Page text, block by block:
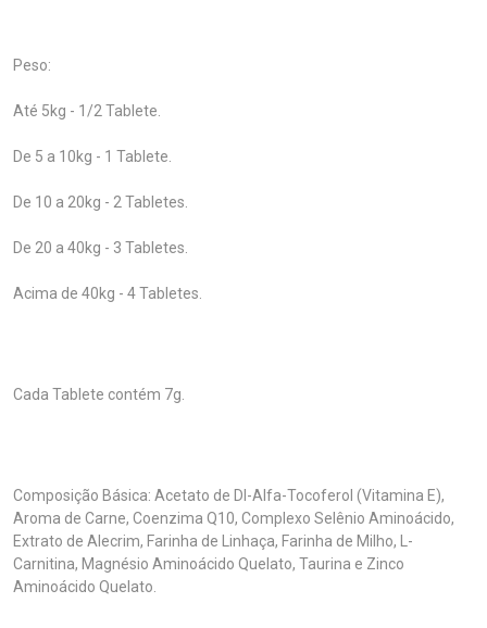
Peso:
Até 5kg - 1/2 Tablete.
De 5 a 10kg - 1 Tablete.
De 10 a 20kg - 2 Tabletes.
De 20 a 40kg - 3 Tabletes.
Acima de 40kg - 4 Tabletes.
Cada Tablete contém 7g.
Composição Básica: Acetato de DI-Alfa-Tocoferol (Vitamina E),
Aroma de Carne, Coenzima Q10, Complexo Selênio Aminoácido,
Extrato de Alecrim, Farinha de Linhaça, Farinha de Milho, L-
Carnitina, Magnésio Aminoácido Quelato, Taurina e Zinco
Aminoácido Quelato.